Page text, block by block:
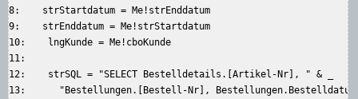
8:    strStartdatum = Me!strEnddatum
9:    strEnddatum = Me!strStartdatum
10:    lngKunde = Me!cboKunde
11:
12:    strSQL = "SELECT Bestelldetails.[Artikel-Nr], " & _
13:      "Bestellungen.[Bestell-Nr],